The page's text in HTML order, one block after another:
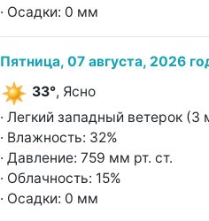
· Осадки: 0 мм
Пятница, 07 августа, 2026
33°, Ясно
· Легкий западный ветерок (3
· Влажность: 32%
· Давление: 759 мм рт. ст.
· Облачность: 15%
· Осадки: 0 мм